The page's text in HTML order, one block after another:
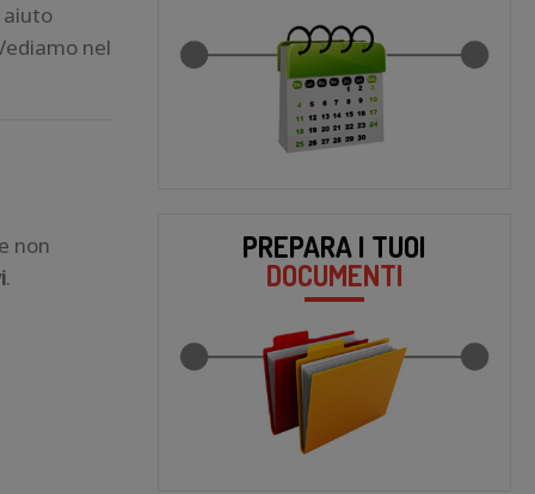
aiuto
nel
non
.
PREPARA I TUOI
DOCUMENTI